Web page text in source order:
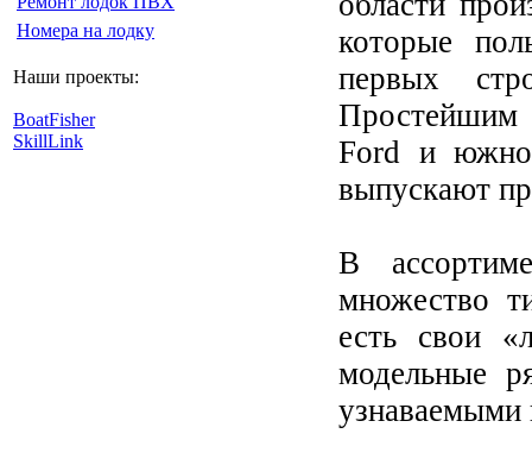
Номера на лодку
Наши проекты:
BoatFisher
SkillLink
которые
первых
Простейшим
Ford и
выпускают
В
множество
есть свои
модельные
узнаваемыми